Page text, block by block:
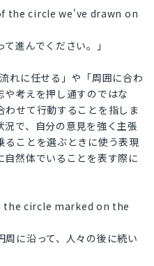
the circle we've drawn on
進んでください。」
に任せる」や「周囲に合わ
考えを押し通すのではな
わせて行動することを指しま
で、自分の意見を強く主張
ることを選ぶときに使う表現
然体でいることを表す際に
circle marked on the
に沿って、人々の後に続い